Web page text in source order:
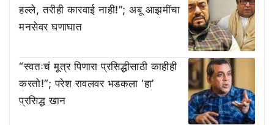
हल्ले, तरीही कारवाई नाही!”; अबू आझमींचा
मनसेवर घणाघात
“स्वतःचं मूत्र पिणारा प्रसिद्धीसाठी काहीही
करतो!”; परेश रावलवर भडकला ‘हा’
प्रसिद्ध खान